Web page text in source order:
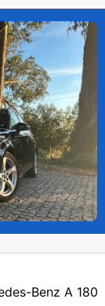
Benz A 180